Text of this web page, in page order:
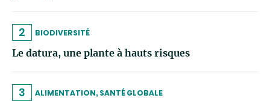
2 BIODIVERSITÉ
Le datura, une plante à hauts risques
3 ALIMENTATION, SANTÉ GLOBALE